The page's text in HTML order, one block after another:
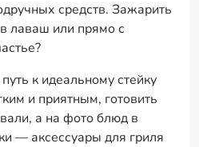
средств. Зажарить
лаваш или прямо с
к идеальному стейку
и приятным, готовить
а на фото блюд в
— аксессуары для гриля